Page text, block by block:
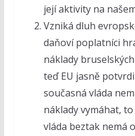
její aktivity na
Vzniká dluh
daňoví poplatníci
náklady
teď EU jasně
současná vláda
náklady vymáhat,
vláda beztak nemá